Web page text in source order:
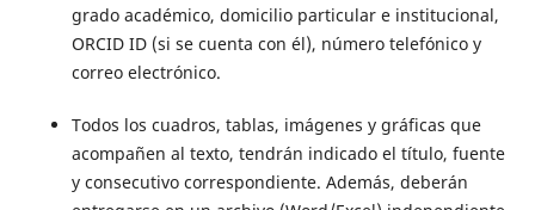
grado académico, domicilio particular e institucional,
ORCID ID (si se cuenta con él), número telefónico y
correo electrónico.
Todos los cuadros, tablas, imágenes y gráficas que
acompañen al texto, tendrán indicado el título, fuente
y consecutivo correspondiente. Además, deberán